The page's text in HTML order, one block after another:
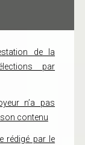
de la
par
n’a pas
contenu
rédigé par le